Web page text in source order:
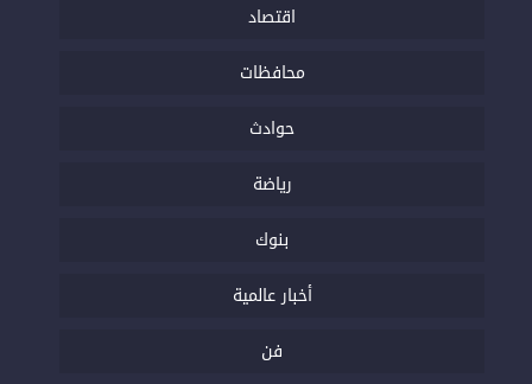
اقتصاد
محافظات
حوادث
رياضة
بنوك
أخبار عالمية
فن